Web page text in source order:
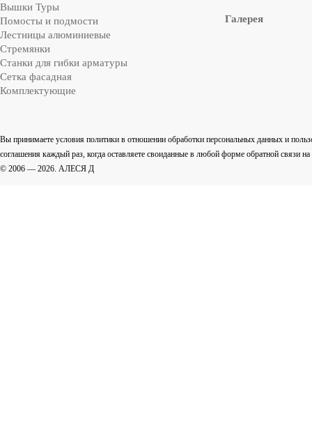
Вышки Туры
Помосты и подмости
Лестницы алюминиевые
Стремянки
Cтанки для гибки арматуры
Сетка фасадная
Комплектующие
Галерея
Вы принимаете условия политики в отношении обработки персональных данных и
соглашения каждый раз, когда оставляете своиданные в любой форме обратной связи
© 2006 — 2026. АЛЕСЯ Д